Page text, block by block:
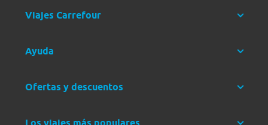
Viajes Carrefour
Ayuda
Ofertas y descuentos